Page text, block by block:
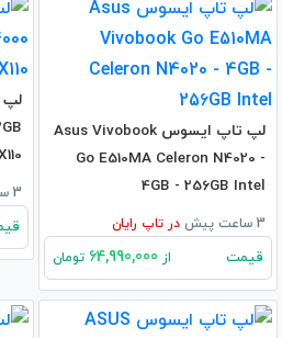
لپ تاپ ایسوس Asus Vivobook
Go E510MA Celeron N4020 -
4GB - 256GB Intel
3 ساعت پیش در تاپ رایان
قیمت از تومان
3 ساعت پیش